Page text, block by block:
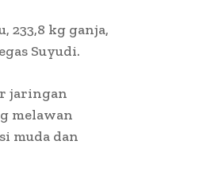
233,8 kg ganja,
Suyudi.
jaringan
melawan
muda dan